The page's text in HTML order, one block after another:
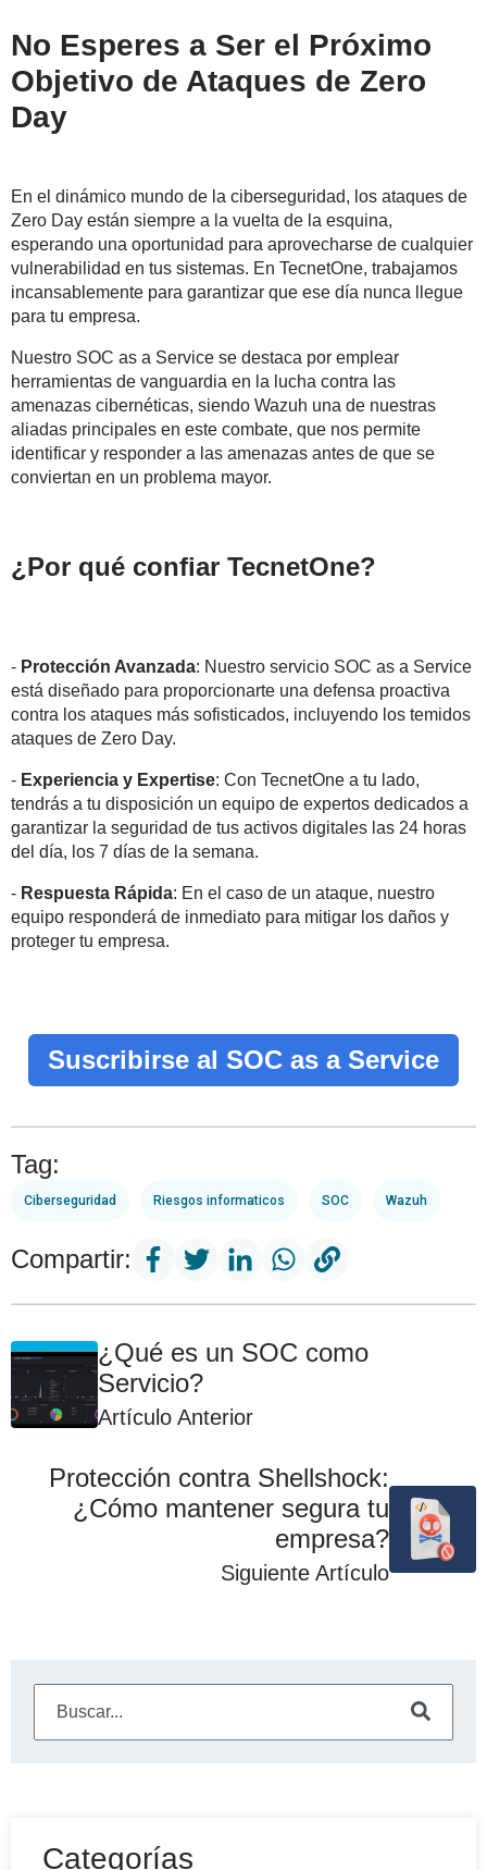
No Esperes a Ser el Próximo
Objetivo de Ataques de Zero
Day
En el dinámico mundo de la ciberseguridad, los ataques de
Zero Day están siempre a la vuelta de la esquina,
esperando una oportunidad para aprovecharse de cualquier
vulnerabilidad en tus sistemas. En TecnetOne, trabajamos
incansablemente para garantizar que ese día nunca llegue
para tu empresa.
Nuestro SOC as a Service se destaca por emplear
herramientas de vanguardia en la lucha contra las
amenazas cibernéticas, siendo Wazuh una de nuestras
aliadas principales en este combate, que nos permite
identificar y responder a las amenazas antes de que se
conviertan en un problema mayor.
¿Por qué confiar TecnetOne?
- Protección Avanzada: Nuestro servicio SOC as a Service
está diseñado para proporcionarte una defensa proactiva
contra los ataques más sofisticados, incluyendo los temidos
ataques de Zero Day.
- Experiencia y Expertise: Con TecnetOne a tu lado,
tendrás a tu disposición un equipo de expertos dedicados a
garantizar la seguridad de tus activos digitales las 24 horas
del día, los 7 días de la semana.
- Respuesta Rápida: En el caso de un ataque, nuestro
equipo responderá de inmediato para mitigar los daños y
proteger tu empresa.
Suscribirse al SOC as a Service
Tag:
Ciberseguridad Riesgos informaticos SOC Wazuh
Compartir:
¿Qué es un SOC como
Servicio?
Artículo Anterior
Protección contra Shellshock:
¿Cómo mantener segura tu
empresa?
Siguiente Artículo
Categorías